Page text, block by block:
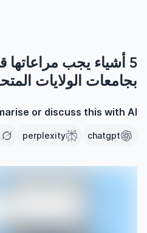
5 أشياء يجب
بجامعات الولايات
or discuss this with AI
chatgpt
perplexity